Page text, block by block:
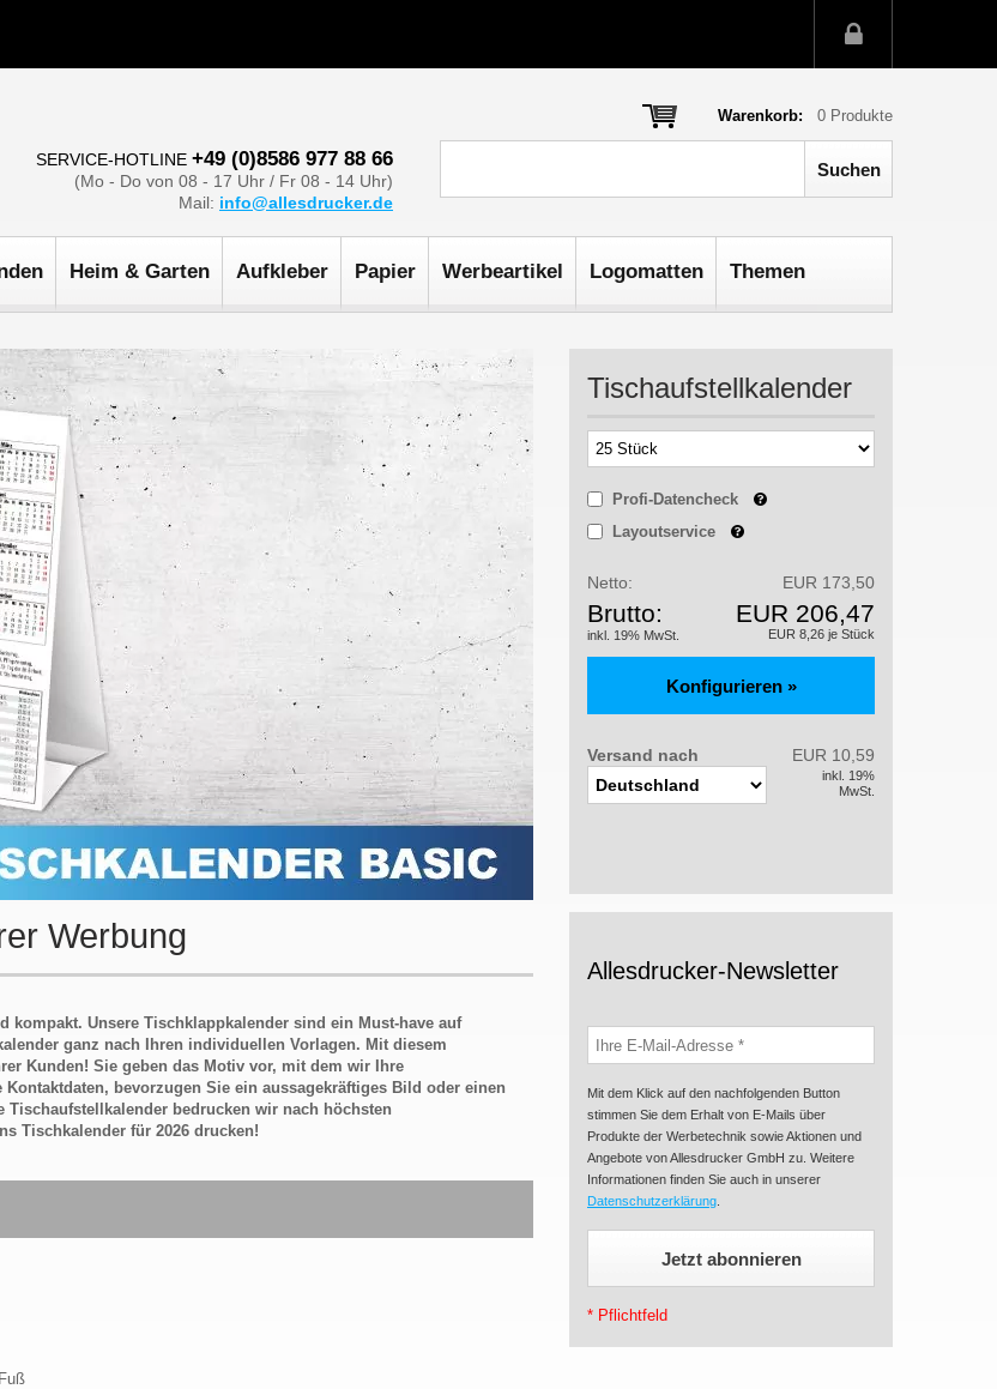
Warenkorb: 0 Produkte
SERVICE-HOTLINE +49 (0)8586 977 88 66
(Mo - Do von 08 - 17 Uhr / Fr 08 - 14 Uhr)
Mail: info@allesdrucker.de
Heim & Garten Aufkleber Papier Werbeartikel Logomatten Themen
Werbung
Unsere Tischklappkalender sind ein Must-have auf
ganz nach Ihren individuellen Vorlagen. Mit diesem
Kunden! Sie geben das Motiv vor, mit dem wir Ihre
bevorzugen Sie ein aussagekräftiges Bild oder einen
bedrucken wir nach höchsten
Tischkalender für 2026 drucken!
Tischaufstellkalender
Profi-Datencheck
Layoutservice
Netto: EUR 173,50
Brutto:
inkl. 19% MwSt.
EUR 206,47
EUR 8,26 je Stück
Versand nach EUR 10,59
inkl. 19%
MwSt.
Allesdrucker-Newsletter
Mit dem Klick auf den nachfolgenden Button
stimmen Sie dem Erhalt von E-Mails über
Produkte der Werbetechnik sowie Aktionen und
Angebote von Allesdrucker GmbH zu. Weitere
Informationen finden Sie auch in unserer
Datenschutzerklärung
* Pflichtfeld